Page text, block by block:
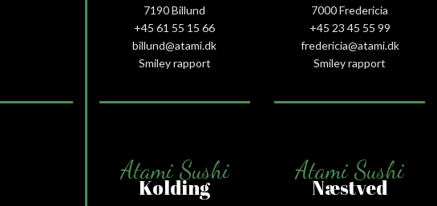
7190 Billund
+45 61 55 15 66‬
billund@atami.dk
Smiley rapport
7000 Fredericia
+45 23 45 55 99
fredericia@atami.dk
Smiley rapport
Atami Sushi
Kolding
Atami Sushi
Næstved